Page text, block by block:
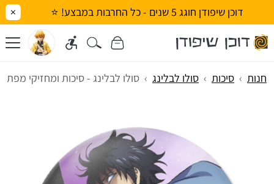
דוכן שיפודן חוגג 5 שנים - כל החרבות במבצע! ⭐ ×
חנות סיכות סולו לבלינג סולו לבלינג - סיכות ומחזיקי